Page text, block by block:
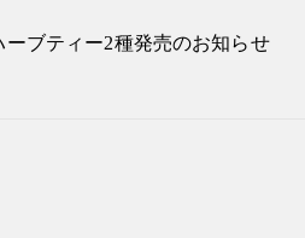
ーブティー2種発売のお知らせ